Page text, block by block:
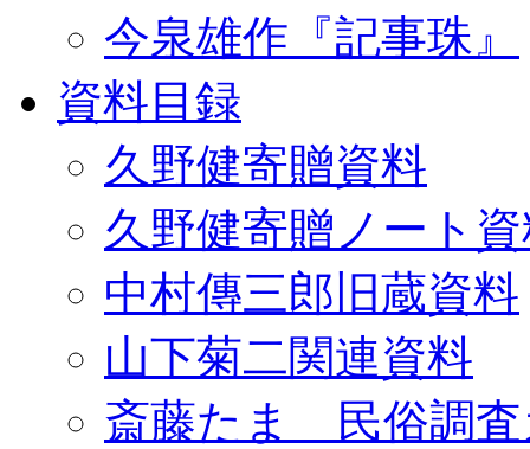
今泉雄作『記事珠』
資料目録
久野健寄贈資料
久野健寄贈ノート
中村傳三郎旧蔵資料
山下菊二関連資料
斎藤たま 民俗調査